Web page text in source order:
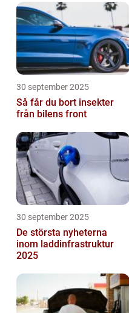
30 september 2025
Så får du bort insekter
från bilens front
30 september 2025
De största nyheterna
inom laddinfrastruktur
2025